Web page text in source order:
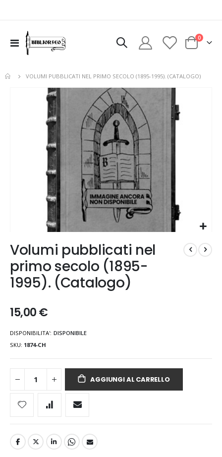
Toggle
Nav
Cart
0elementi
VOLUMI PUBBLICATI NEL PRIMO SECOLO (1895-1995). (CATALOGO)
all'inizio
della
galleria
di
immagini
Volumi pubblicati nel
primo secolo (1895-
1995). (Catalogo)
15,00 €
DISPONIBILITA': DISPONIBILE
SKU 1874-CH
AGGIUNGI AL CARRELLO